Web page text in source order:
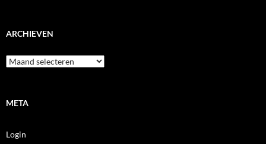
ARCHIEVEN
Archieven
META
Login